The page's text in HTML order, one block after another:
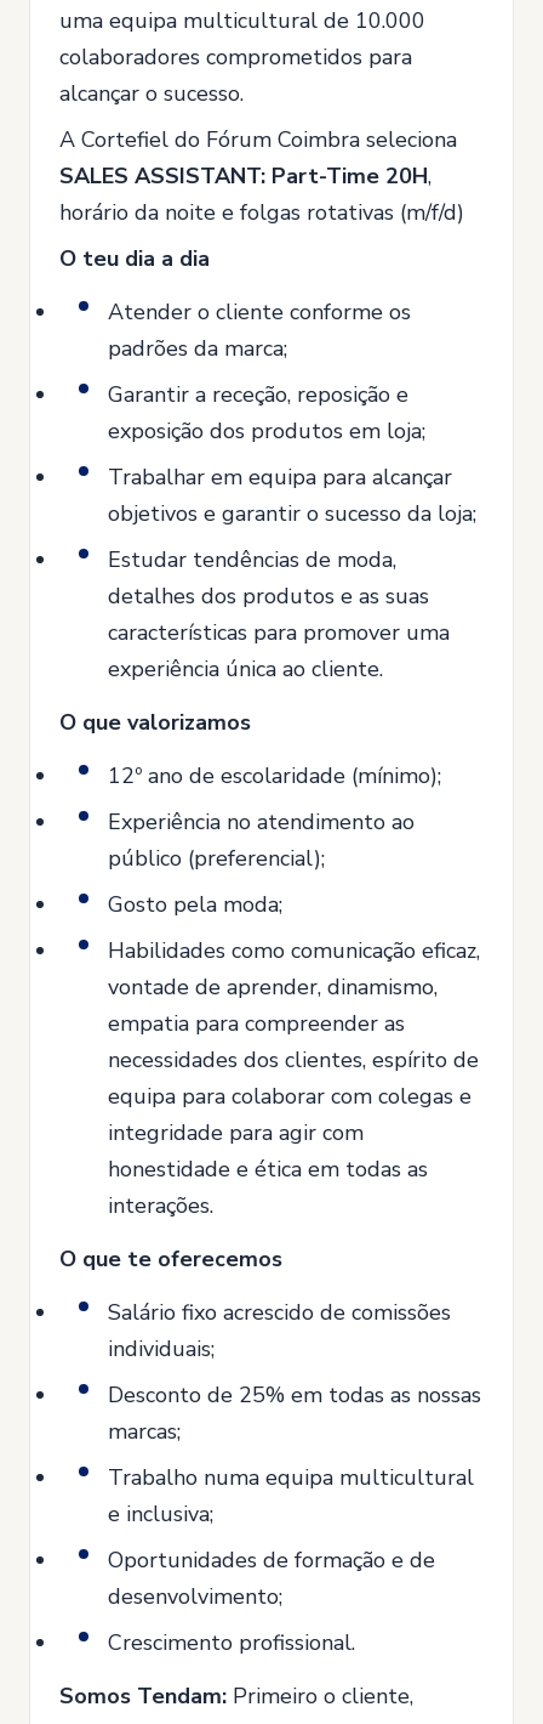
uma equipa multicultural de 10.000
colaboradores comprometidos para
alcançar o sucesso.
A Cortefiel do Fórum Coimbra seleciona
SALES ASSISTANT: Part-Time 20H,
horário da noite e folgas rotativas (m/f/d)
O teu dia a dia
Atender o cliente conforme os
padrões da marca;
Garantir a receção, reposição e
exposição dos produtos em loja;
Trabalhar em equipa para alcançar
objetivos e garantir o sucesso da loja;
Estudar tendências de moda,
detalhes dos produtos e as suas
características para promover uma
experiência única ao cliente.
O que valorizamos
12º ano de escolaridade (mínimo);
Experiência no atendimento ao
público (preferencial);
Gosto pela moda;
Habilidades como comunicação eficaz,
vontade de aprender, dinamismo,
empatia para compreender as
necessidades dos clientes, espírito de
equipa para colaborar com colegas e
integridade para agir com
honestidade e ética em todas as
interações.
O que te oferecemos
Salário fixo acrescido de comissões
individuais;
Desconto de 25% em todas as nossas
marcas;
Trabalho numa equipa multicultural
e inclusiva;
Oportunidades de formação e de
desenvolvimento;
Crescimento profissional.
Somos Tendam: Primeiro o cliente,